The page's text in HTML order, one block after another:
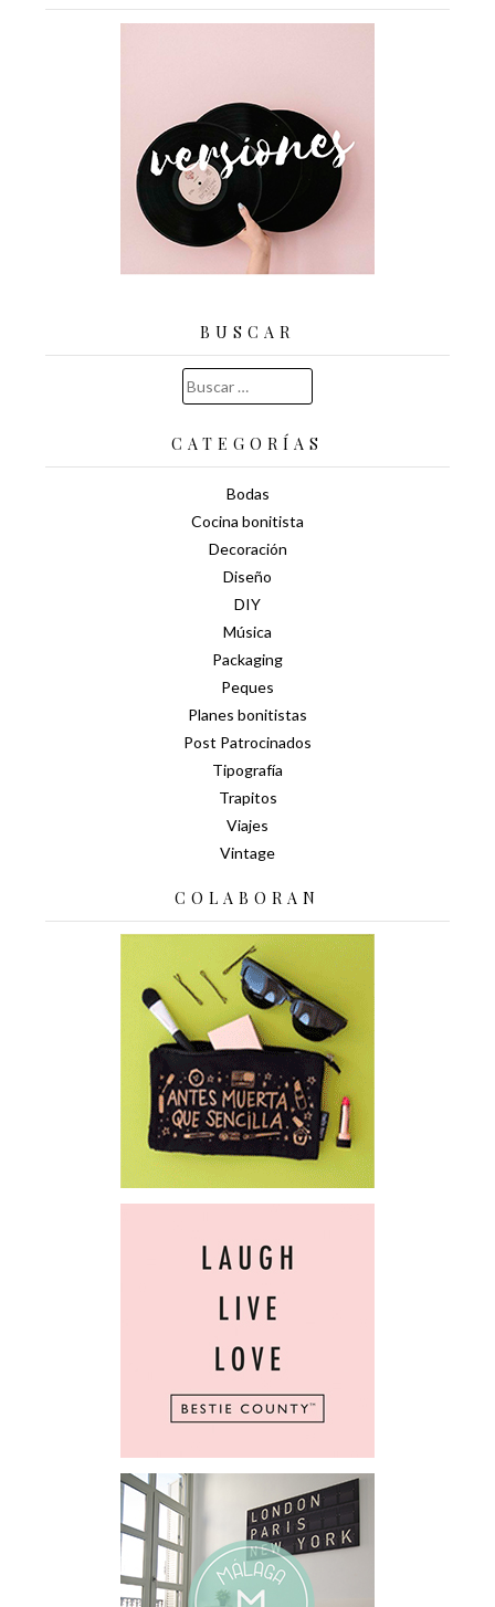
BUSCAR
Buscar:
CATEGORÍAS
Bodas
Cocina bonitista
Decoración
Diseño
DIY
Música
Packaging
Peques
Planes bonitistas
Post Patrocinados
Tipografía
Trapitos
Viajes
Vintage
COLABORAN